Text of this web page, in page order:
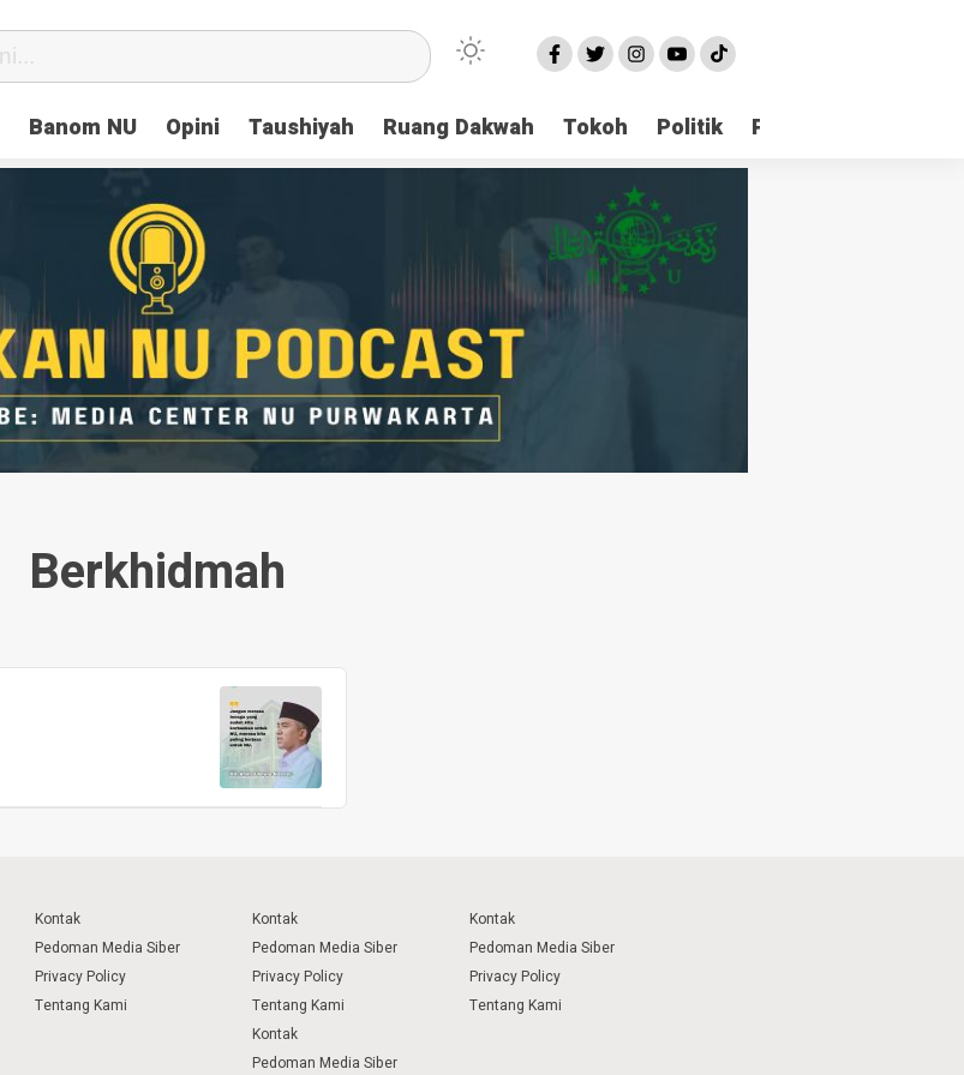
Banom NU Opini Taushiyah Ruang Dakwah Tokoh Politik Pondok Pesantren
Berkhidmah
Kontak
Pedoman Media Siber
Privacy Policy
Tentang Kami
Kontak
Pedoman Media Siber
Privacy Policy
Tentang Kami
Kontak
Pedoman Media Siber
Privacy Policy
Tentang Kami
Kontak
Pedoman Media Siber